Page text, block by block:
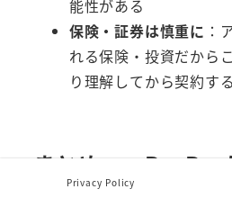
能性がある
保険・証券は慎重に ：
れる保険・投資だから
り理解してから契約す
まとめ——PayPay
Privacy Policy